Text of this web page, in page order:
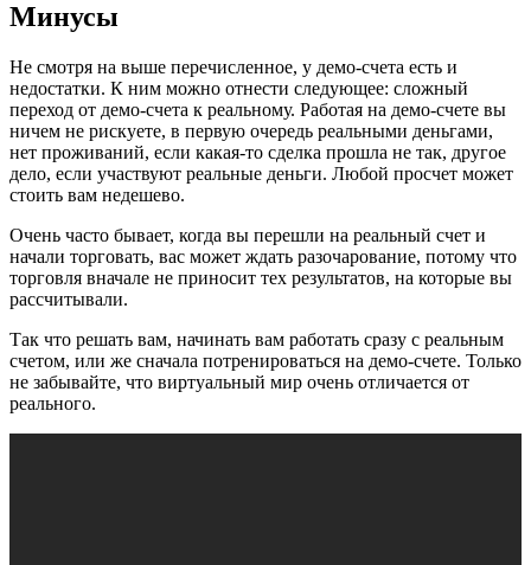
Минусы
Не смотря на выше перечисленное, у демо-счета есть и
недостатки. К ним можно отнести следующее: сложный
переход от демо-счета к реальному. Работая на демо-счете вы
ничем не рискуете, в первую очередь реальными деньгами,
нет проживаний, если какая-то сделка прошла не так, другое
дело, если участвуют реальные деньги. Любой просчет может
стоить вам недешево.
Очень часто бывает, когда вы перешли на реальный счет и
начали торговать, вас может ждать разочарование, потому что
торговля вначале не приносит тех результатов, на которые вы
рассчитывали.
Так что решать вам, начинать вам работать сразу с реальным
счетом, или же сначала потренироваться на демо-счете. Только
не забывайте, что виртуальный мир очень отличается от
реального.